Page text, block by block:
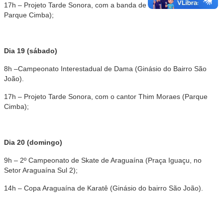
17h – Projeto Tarde Sonora, com a banda de Pagode Koisa Rara
Parque Cimba);
Dia 19 (sábado)
8h –Campeonato Interestadual de Dama (Ginásio do Bairro São
João).
17h – Projeto Tarde Sonora, com o cantor Thim Moraes (Parque
Cimba);
Dia 20 (domingo)
9h – 2º Campeonato de Skate de Araguaína (Praça Iguaçu, no
Setor Araguaína Sul 2);
14h – Copa Araguaína de Karatê (Ginásio do bairro São João).